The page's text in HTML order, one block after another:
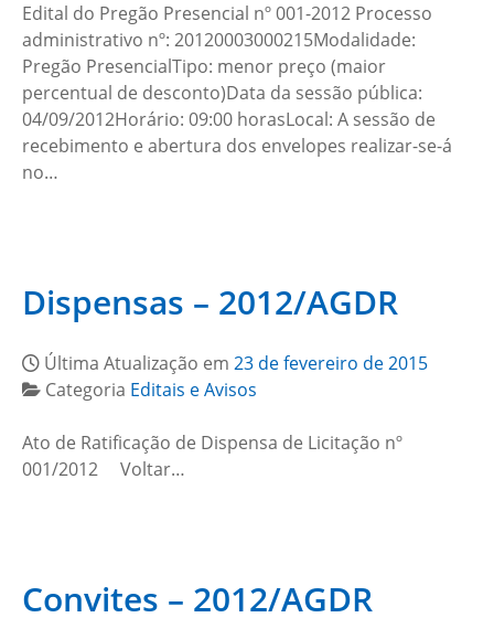
Edital do Pregão Presencial nº 001-2012 Processo
administrativo nº: 20120003000215Modalidade:
Pregão PresencialTipo: menor preço (maior
percentual de desconto)Data da sessão pública:
04/09/2012Horário: 09:00 horasLocal: A sessão de
recebimento e abertura dos envelopes realizar-se-á
no…
Dispensas – 2012/AGDR
Última Atualização em 23 de fevereiro de 2015
Categoria Editais e Avisos
Ato de Ratificação de Dispensa de Licitação nº
001/2012 Voltar…
Convites – 2012/AGDR